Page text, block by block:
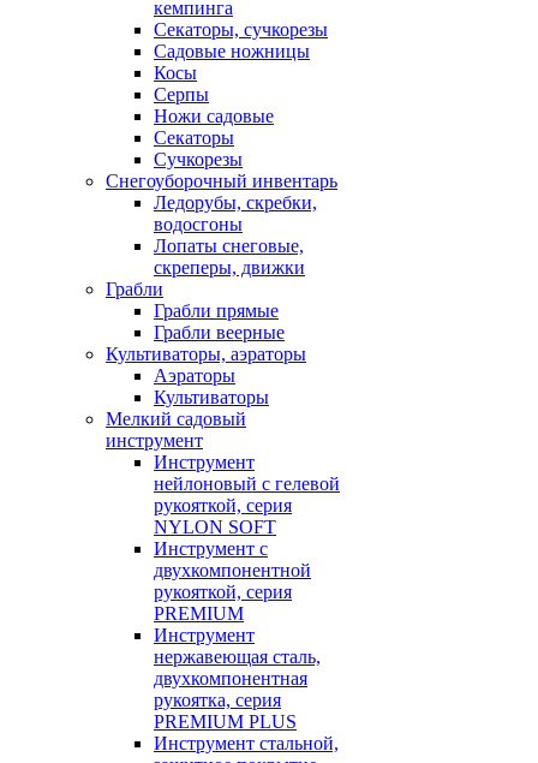
кемпинга
Секаторы, сучкорезы
Садовые ножницы
Косы
Серпы
Ножи садовые
Секаторы
Сучкорезы
Снегоуборочный инвентарь
Ледорубы, скребки,
водосгоны
Лопаты снеговые,
скреперы, движки
Грабли
Грабли прямые
Грабли веерные
Культиваторы, аэраторы
Аэраторы
Культиваторы
Мелкий садовый
инструмент
Инструмент
нейлоновый с гелевой
рукояткой, серия
NYLON SOFT
Инструмент с
двухкомпонентной
рукояткой, серия
PREMIUM
Инструмент
нержавеющая сталь,
двухкомпонентная
рукоятка, серия
PREMIUM PLUS
Инструмент стальной,